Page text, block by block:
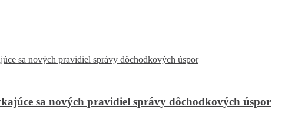
sa nových pravidiel správy dôchodkových úspor